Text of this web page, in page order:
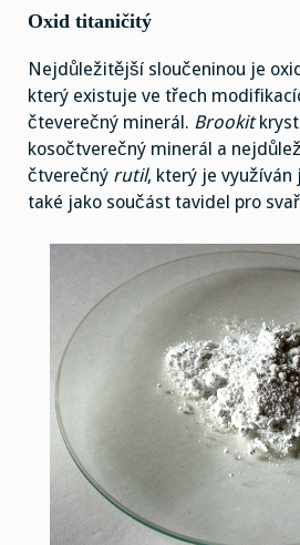
Oxid titaničitý
Nejdůležitější sloučeninou je
který existuje ve třech
čteverečný minerál. Brookit
kosočtverečný minerál a
čtverečný rutil, který je
také jako součást tavidel pro